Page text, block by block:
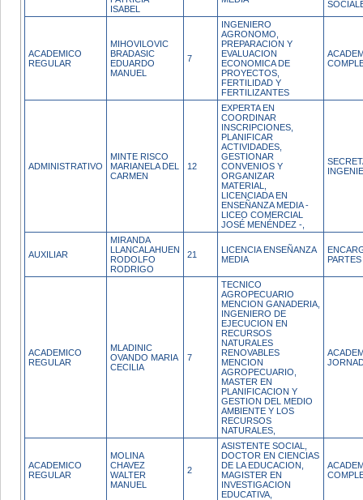
ISABEL
ACADEMICO
REGULAR
MIHOVILOVIC
BRADASIC
EDUARDO
MANUEL
7
INGENIERO
AGRONOMO,
PREPARACION Y
EVALUACION
ECONOMICA DE
PROYECTOS,
FERTILIDAD Y
FERTILIZANTES
ADMINISTRATIVO
MINTE RISCO
MARIANELA DEL
CARMEN
12
EXPERTA EN
COORDINAR
INSCRIPCIONES,
PLANIFICAR
ACTIVIDADES,
GESTIONAR
CONVENIOS Y
ORGANIZAR
MATERIAL,
LICENCIADA EN
ENSEÑANZA MEDIA -
LICEO COMERCIAL
JOSÉ MENÉNDEZ -,
AUXILIAR
MIRANDA
LLANCALAHUEN
RODOLFO
RODRIGO
21
LICENCIA ENSEÑANZA
MEDIA
PARTES
ACADEMICO
REGULAR
MLADINIC
OVANDO MARIA
CECILIA
7
TECNICO
AGROPECUARIO
MENCION GANADERIA,
INGENIERO DE
EJECUCION EN
RECURSOS
NATURALES
RENOVABLES
MENCION
AGROPECUARIO,
MASTER EN
PLANIFICACION Y
GESTION DEL MEDIO
AMBIENTE Y LOS
RECURSOS
NATURALES,
ACADEMICO
REGULAR
MOLINA
CHAVEZ
WALTER
MANUEL
2
ASISTENTE SOCIAL,
DOCTOR EN CIENCIAS
DE LA EDUCACION,
MAGISTER EN
INVESTIGACION
EDUCATIVA,